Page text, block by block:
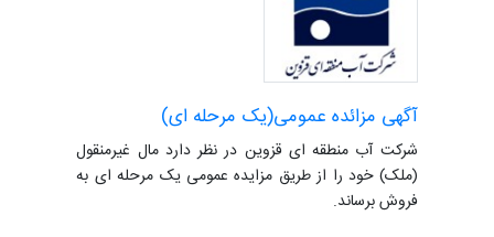
آگهی مزائده عمومی(یک مرحله ای)
شرکت آب منطقه ای قزوین در نظر دارد مال غیرمنقول
(ملک) خود را از طریق مزایده عمومی یک مرحله ای به
فروش برساند.